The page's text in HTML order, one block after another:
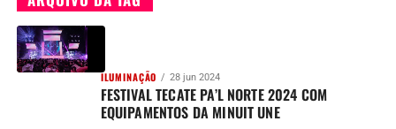
ILUMINAÇÃO 28 jun 2024
FESTIVAL TECATE PA’L NORTE 2024 COM
EQUIPAMENTOS DA MINUIT UNE